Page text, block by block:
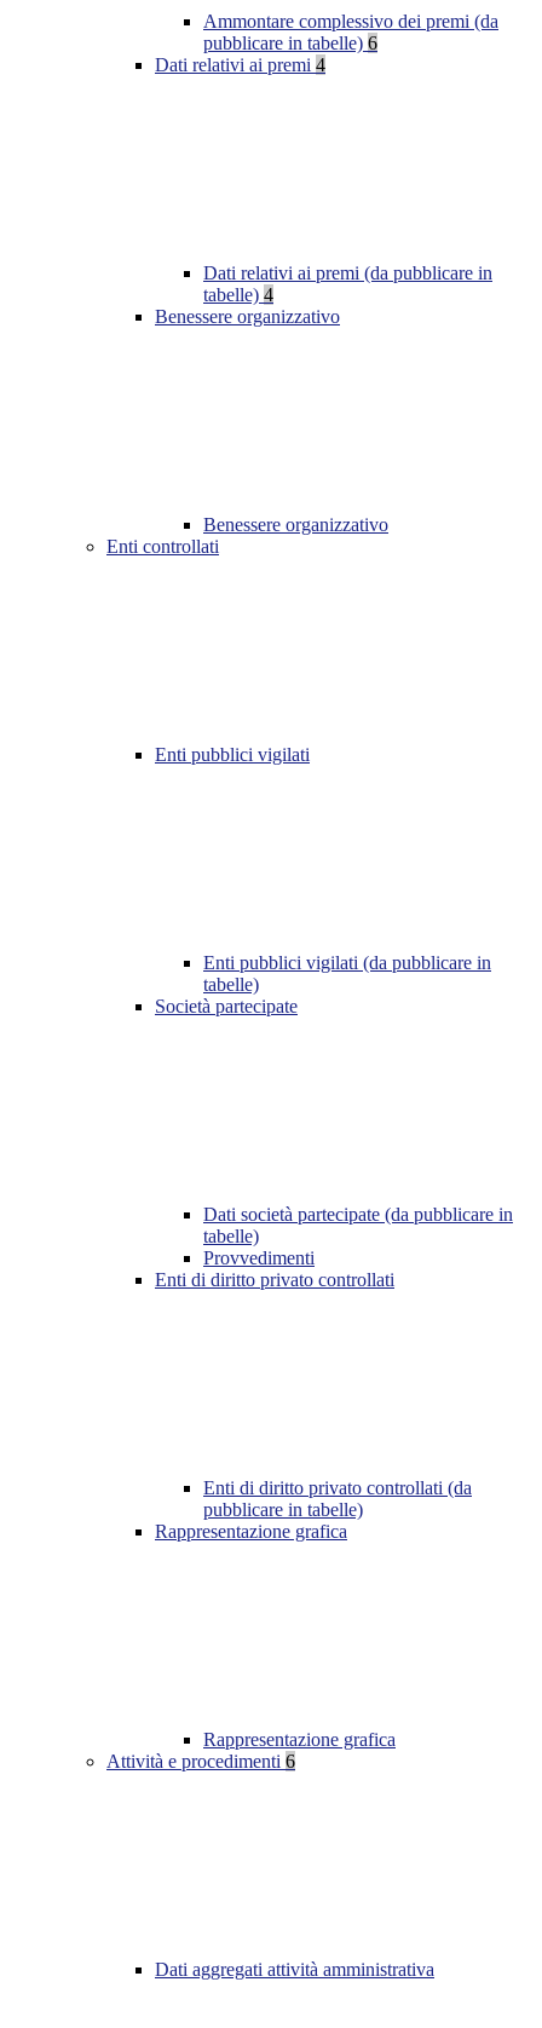
Ammontare complessivo dei premi (da
pubblicare in tabelle) 6
Dati relativi ai premi 4
Dati relativi ai premi (da pubblicare in
tabelle) 4
Benessere organizzativo
Benessere organizzativo
Enti controllati
Enti pubblici vigilati
Enti pubblici vigilati (da pubblicare in
tabelle)
Società partecipate
Dati società partecipate (da pubblicare in
tabelle)
Provvedimenti
Enti di diritto privato controllati
Enti di diritto privato controllati (da
pubblicare in tabelle)
Rappresentazione grafica
Rappresentazione grafica
Attività e procedimenti 6
Dati aggregati attività amministrativa